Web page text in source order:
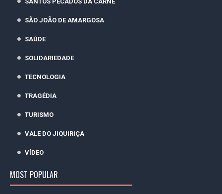
SÃO JOÃO DE AMARGOSA
SAÚDE
SOLIDARIEDADE
TECNOLOGIA
TRAGÉDIA
TURISMO
VALE DO JIQUIRIÇA
VÍDEO
MOST POPULAR